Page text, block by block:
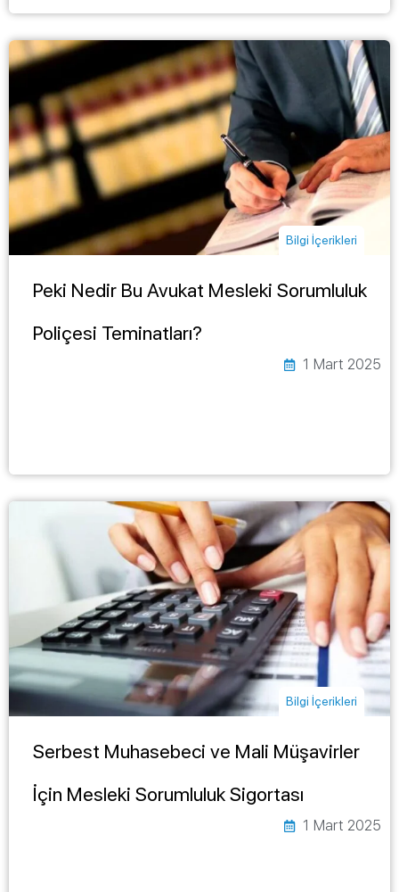
Bilgi İçerikleri
Peki Nedir Bu Avukat Mesleki Sorumluluk
Poliçesi Teminatları?
1 Mart 2025
Bilgi İçerikleri
Serbest Muhasebeci ve Mali Müşavirler
İçin Mesleki Sorumluluk Sigortası
1 Mart 2025